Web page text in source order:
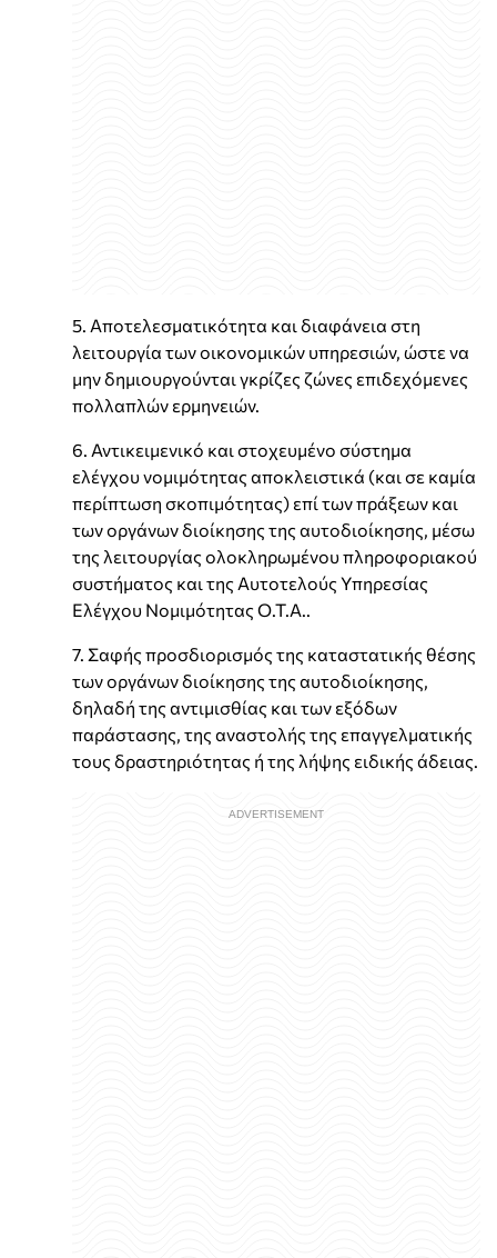
5. Αποτελεσματικότητα και διαφάνεια στη
λειτουργία των οικονομικών υπηρεσιών, ώστε να
μην δημιουργούνται γκρίζες ζώνες επιδεχόμενες
πολλαπλών ερμηνειών.
6. Αντικειμενικό και στοχευμένο σύστημα
ελέγχου νομιμότητας αποκλειστικά (και σε καμία
περίπτωση σκοπιμότητας) επί των πράξεων και
των οργάνων διοίκησης της αυτοδιοίκησης, μέσω
της λειτουργίας ολοκληρωμένου πληροφοριακού
συστήματος και της Αυτοτελούς Υπηρεσίας
Ελέγχου Νομιμότητας Ο.Τ.Α..
7. Σαφής προσδιορισμός της καταστατικής θέσης
των οργάνων διοίκησης της αυτοδιοίκησης,
δηλαδή της αντιμισθίας και των εξόδων
παράστασης, της αναστολής της επαγγελματικής
τους δραστηριότητας ή της λήψης ειδικής άδειας.